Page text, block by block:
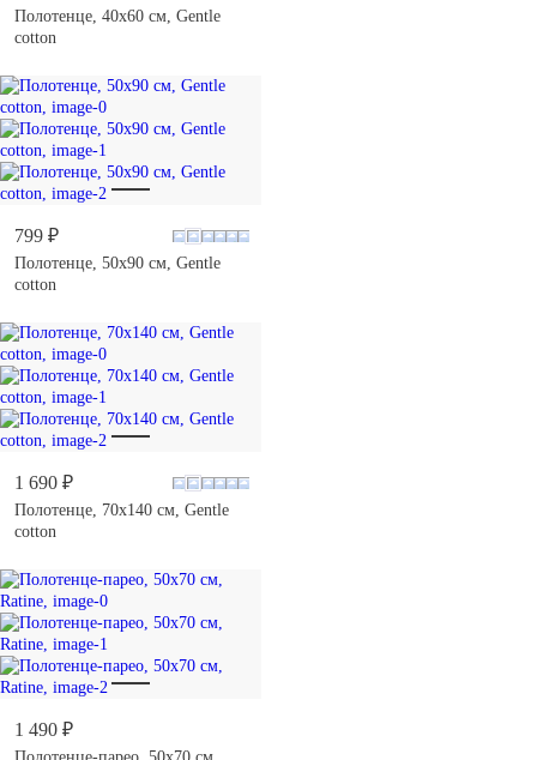
Полотенце, 40х60 см, Gentle
cotton
799 ₽
Полотенце, 50х90 см, Gentle
cotton
1 690 ₽
Полотенце, 70х140 см, Gentle
cotton
1 490 ₽